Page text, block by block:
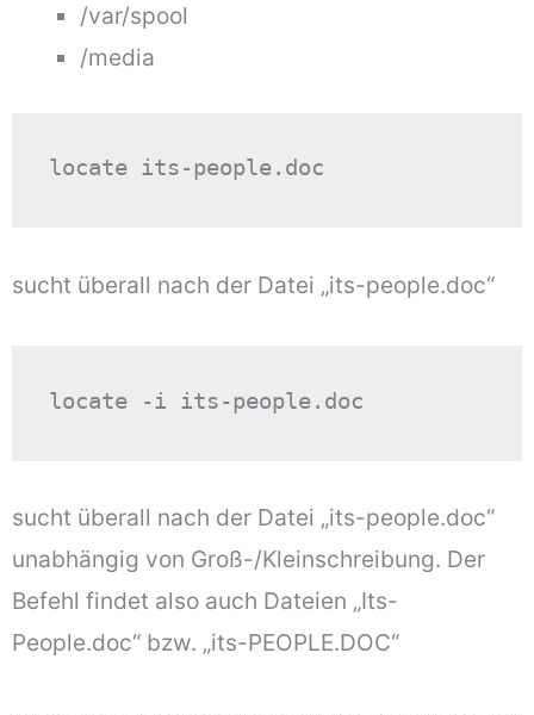
/var/spool
/media
locate its-people.doc
sucht überall nach der Datei „its-people.doc“
locate -i its-people.doc
sucht überall nach der Datei „its-people.doc“
unabhängig von Groß-/Kleinschreibung. Der
Befehl findet also auch Dateien „Its-
People.doc“ bzw. „its-PEOPLE.DOC“